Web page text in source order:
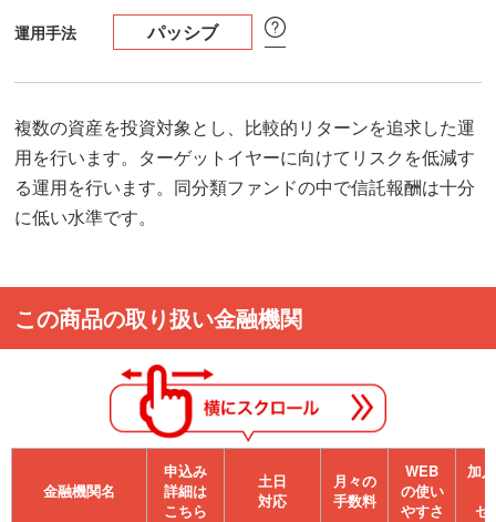
運用手法 パッシブ
複数の資産を投資対象とし、比較的リターンを追求した運
用を行います。ターゲットイヤーに向けてリスクを低減す
る運用を行います。同分類ファンドの中で信託報酬は十分
に低い水準です。
この商品の取り扱い金融機関
金融機関名
申込み
詳細は
こちら
⼟⽇
対応
月々の
手数料
WEB
の使い
やすさ
加
セ